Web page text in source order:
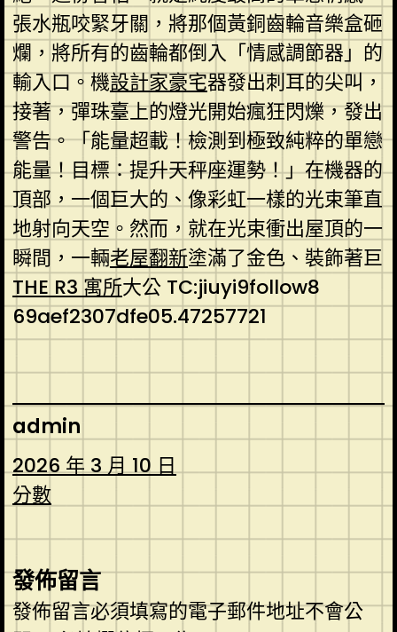
張水瓶咬緊牙關，將那個黃銅齒輪音樂盒砸
爛，將所有的齒輪都倒入「情感調節器」的
輸入口。機設計家豪宅器發出刺耳的尖叫，
接著，彈珠臺上的燈光開始瘋狂閃爍，發出
警告。「能量超載！檢測到極致純粹的單戀
能量！目標：提升天秤座運勢！」在機器的
頂部，一個巨大的、像彩虹一樣的光束筆直
地射向天空。然而，就在光束衝出屋頂的一
瞬間，一輛老屋翻新塗滿了金色、裝飾著巨
THE R3 寓所大公 TC:jiuyi9follow8
69aef2307dfe05.47257721
admin
2026 年 3 月 10 日
分數
發佈留言
發佈留言必須填寫的電子郵件地址不會公